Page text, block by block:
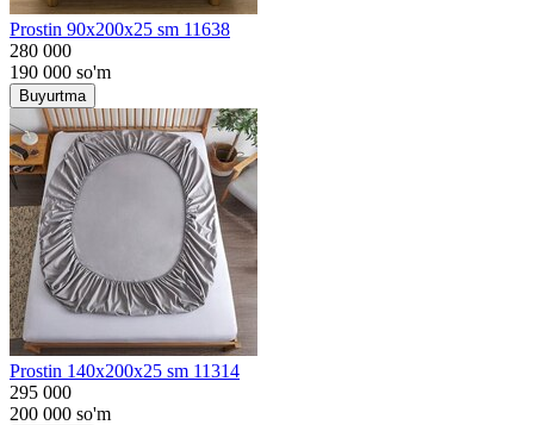
Prostin 90x200x25 sm 11638
280 000
190 000 so'm
Buyurtma
Prostin 140x200x25 sm 11314
295 000
200 000 so'm